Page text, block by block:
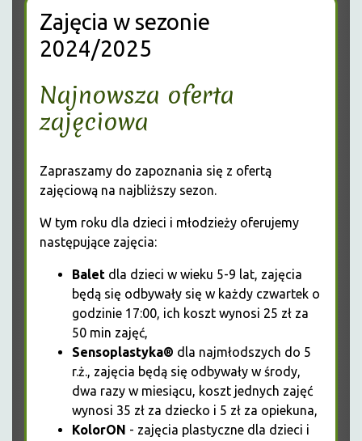
Zajęcia w sezonie
2024/2025
Najnowsza oferta
zajęciowa
Zapraszamy do zapoznania się z ofertą
zajęciową na najbliższy sezon.
W tym roku dla dzieci i młodzieży oferujemy
następujące zajęcia:
Balet dla dzieci w wieku 5-9 lat, zajęcia
będą się odbywały się w każdy czwartek o
godzinie 17:00, ich koszt wynosi 25 zł za
50 min zajęć,
Sensoplastyka® dla najmłodszych do 5
r.ż., zajęcia będą się odbywały w środy,
dwa razy w miesiącu, koszt jednych zajęć
wynosi 35 zł za dziecko i 5 zł za opiekuna,
KolorON - zajęcia plastyczne dla dzieci i